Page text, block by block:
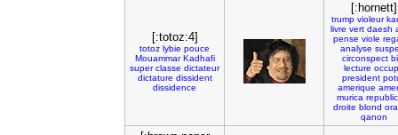
[:totoz:4]
totoz lybie pouce
Mouammar Kadhafi
super classe dictateur
dictature dissident
dissidence
[:hornett]
trump violeur
livre vert daesh
pense viole
analyse
circonspect
lecture
president
amerique
murica
droite blond
qanon